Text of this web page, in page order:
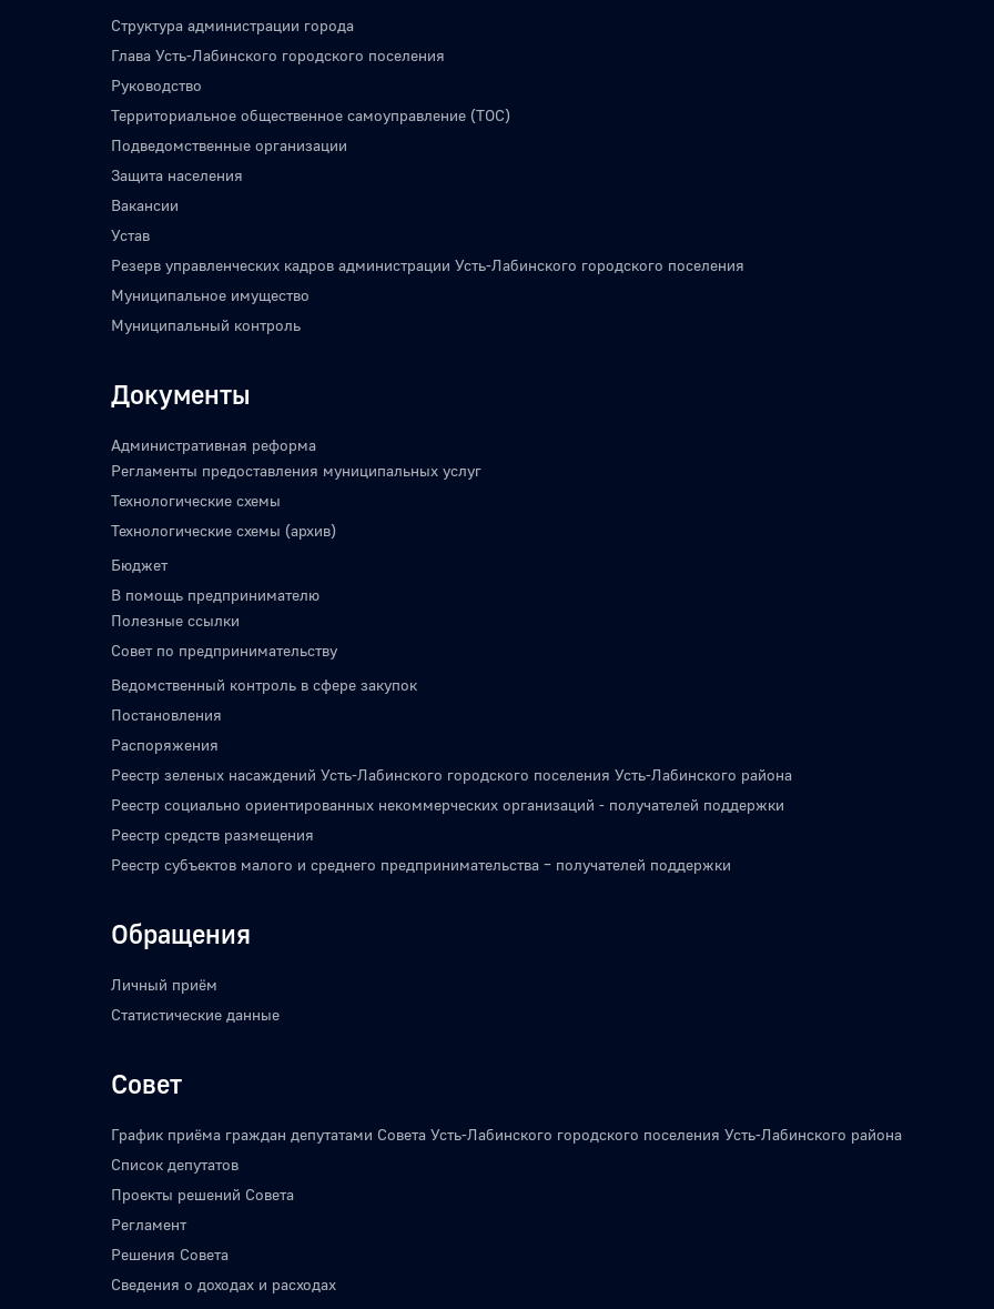
Структура администрации города
Глава Усть-Лабинского городского поселения
Руководство
Территориальное общественное самоуправление (ТОС)
Подведомственные организации
Защита населения
Вакансии
Устав
Резерв управленческих кадров администрации Усть-Лабинского городского поселения
Муниципальное имущество
Муниципальный контроль
Документы
Административная реформа
Регламенты предоставления муниципальных услуг
Технологические схемы
Технологические схемы (архив)
Бюджет
В помощь предпринимателю
Полезные ссылки
Совет по предпринимательству
Ведомственный контроль в сфере закупок
Постановления
Распоряжения
Реестр зеленых насаждений Усть-Лабинского городского поселения Усть-Лабинского района
Реестр социально ориентированных некоммерческих организаций - получателей поддержки
Реестр средств размещения
Реестр субъектов малого и среднего предпринимательства – получателей поддержки
Обращения
Личный приём
Статистические данные
Совет
График приёма граждан депутатами Совета Усть-Лабинского городского поселения Усть-Лабинского района
Список депутатов
Проекты решений Совета
Регламент
Решения Совета
Сведения о доходах и расходах